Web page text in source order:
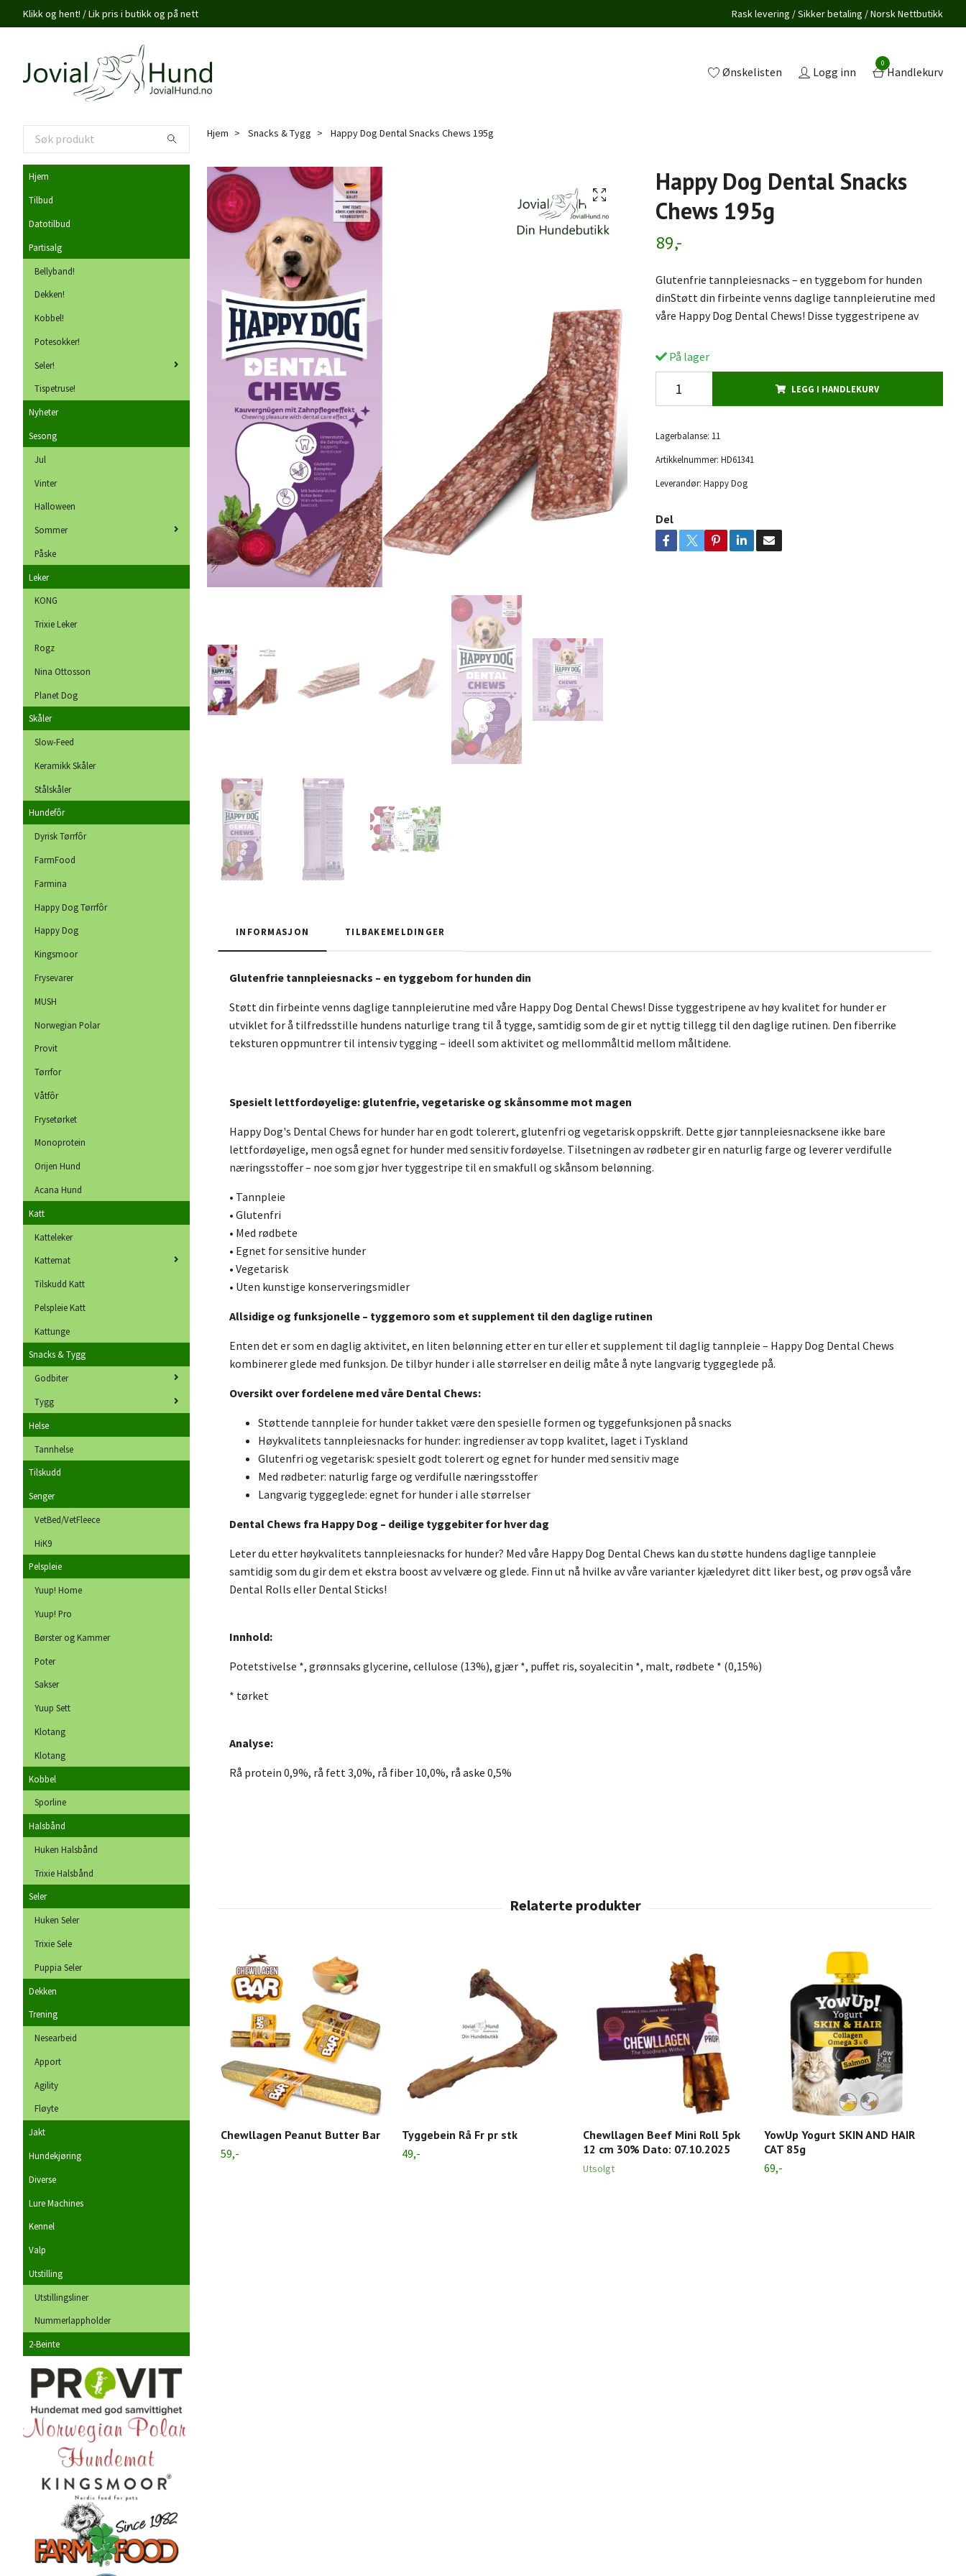
Klikk og hent! / Lik pris i butikk og på nett Rask levering / Sikker betaling / Norsk Nettbutikk
Ønskelisten Logg inn
0
Handlekurv
Hjem
Tilbud
Datotilbud
Partisalg
Bellyband!
Dekken!
Kobbel!
Potesokker!
Seler!
Tispetruse!
Nyheter
Sesong
Jul
Vinter
Halloween
Sommer
Påske
Leker
KONG
Trixie Leker
Rogz
Nina Ottosson
Planet Dog
Skåler
Slow-Feed
Keramikk Skåler
Stålskåler
Hundefôr
Dyrisk Tørrfôr
FarmFood
Farmina
Happy Dog Tørrfôr
Happy Dog
Kingsmoor
Frysevarer
MUSH
Norwegian Polar
Provit
Tørrfor
Våtfôr
Frysetørket
Monoprotein
Orijen Hund
Acana Hund
Katt
Katteleker
Kattemat
Tilskudd Katt
Pelspleie Katt
Kattunge
Snacks & Tygg
Godbiter
Tygg
Helse
Tannhelse
Tilskudd
Senger
VetBed/VetFleece
HiK9
Pelspleie
Yuup! Home
Yuup! Pro
Børster og Kammer
Poter
Sakser
Yuup Sett
Klotang
Klotang
Kobbel
Sporline
Halsbånd
Huken Halsbånd
Trixie Halsbånd
Seler
Huken Seler
Trixie Sele
Puppia Seler
Dekken
Trening
Nesearbeid
Apport
Agility
Fløyte
Jakt
Hundekjøring
Diverse
Lure Machines
Kennel
Valp
Utstilling
Utstillingsliner
Nummerlappholder
2-Beinte
Hjem Snacks & Tygg Happy Dog Dental Snacks Chews 195g
Happy Dog Dental Snacks
Chews 195g
89,-
Glutenfrie tannpleiesnacks – en tyggebom for hunden
dinStøtt din firbeinte venns daglige tannpleierutine med
våre Happy Dog Dental Chews! Disse tyggestripene av
På lager
LEGG I HANDLEKURV
Lagerbalanse: 11
Artikkelnummer: HD61341
Leverandør: Happy Dog
Del
INFORMASJON TILBAKEMELDINGER
Glutenfrie tannpleiesnacks – en tyggebom for hunden din
Støtt din firbeinte venns daglige tannpleierutine med våre Happy Dog Dental Chews! Disse tyggestripene av høy kvalitet for hunder er
utviklet for å tilfredsstille hundens naturlige trang til å tygge, samtidig som de gir et nyttig tillegg til den daglige rutinen. Den fiberrike
teksturen oppmuntrer til intensiv tygging – ideell som aktivitet og mellommåltid mellom måltidene.
Spesielt lettfordøyelige: glutenfrie, vegetariske og skånsomme mot magen
Happy Dog's Dental Chews for hunder har en godt tolerert, glutenfri og vegetarisk oppskrift. Dette gjør tannpleiesnacksene ikke bare
lettfordøyelige, men også egnet for hunder med sensitiv fordøyelse. Tilsetningen av rødbeter gir en naturlig farge og leverer verdifulle
næringsstoffer – noe som gjør hver tyggestripe til en smakfull og skånsom belønning.
• Tannpleie
• Glutenfri
• Med rødbete
• Egnet for sensitive hunder
• Vegetarisk
• Uten kunstige konserveringsmidler
Allsidige og funksjonelle – tyggemoro som et supplement til den daglige rutinen
Enten det er som en daglig aktivitet, en liten belønning etter en tur eller et supplement til daglig tannpleie – Happy Dog Dental Chews
kombinerer glede med funksjon. De tilbyr hunder i alle størrelser en deilig måte å nyte langvarig tyggeglede på.
Oversikt over fordelene med våre Dental Chews:
Støttende tannpleie for hunder takket være den spesielle formen og tyggefunksjonen på snacks
Høykvalitets tannpleiesnacks for hunder: ingredienser av topp kvalitet, laget i Tyskland
Glutenfri og vegetarisk: spesielt godt tolerert og egnet for hunder med sensitiv mage
Med rødbeter: naturlig farge og verdifulle næringsstoffer
Langvarig tyggeglede: egnet for hunder i alle størrelser
Dental Chews fra Happy Dog – deilige tyggebiter for hver dag
Leter du etter høykvalitets tannpleiesnacks for hunder? Med våre Happy Dog Dental Chews kan du støtte hundens daglige tannpleie
samtidig som du gir dem et ekstra boost av velvære og glede. Finn ut nå hvilke av våre varianter kjæledyret ditt liker best, og prøv også våre
Dental Rolls eller Dental Sticks!
Innhold:
Potetstivelse *, grønnsaks glycerine, cellulose (13%), gjær *, puffet ris, soyalecitin *, malt, rødbete * (0,15%)
* tørket
Analyse:
Rå protein 0,9%, rå fett 3,0%, rå fiber 10,0%, rå aske 0,5%
Chewllagen Peanut Butter Bar
59,-
Tyggebein Rå Fr pr stk
49,-
Chewllagen Beef Mini Roll 5pk
12 cm 30% Dato: 07.10.2025
Utsolgt
YowUp Yogurt SKIN AND HAIR
CAT 85g
69,-